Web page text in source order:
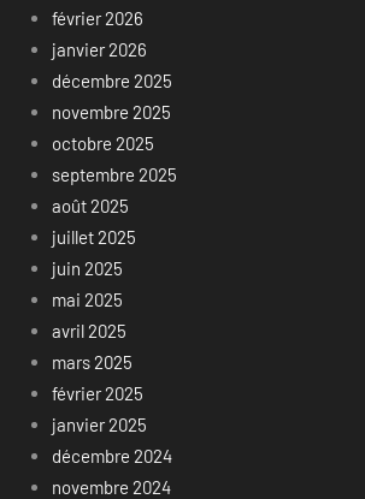
février 2026
janvier 2026
décembre 2025
novembre 2025
octobre 2025
septembre 2025
août 2025
juillet 2025
juin 2025
mai 2025
avril 2025
mars 2025
février 2025
janvier 2025
décembre 2024
novembre 2024